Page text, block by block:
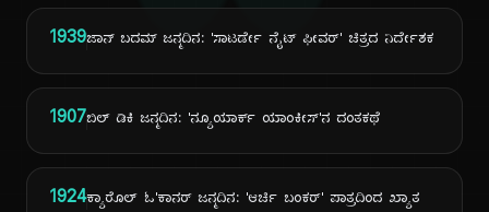
1939ಜಾನ್ ಬದಮ್ ಜನ್ಮದಿನ: 'ಸಾಟರ್ಡೇ ನೈಟ್ ಫೀವರ್' ಚಿತ್ರದ ನಿರ್ದೇಶಕ
1907ಬಿಲ್ ಡಿಕಿ ಜನ್ಮದಿನ: 'ನ್ಯೂಯಾರ್ಕ್ ಯಾಂಕೀಸ್'ನ ದಂತಕಥೆ
1924ಕ್ಯಾರೊಲ್ ಓ'ಕಾನರ್ ಜನ್ಮದಿನ: 'ಆರ್ಚಿ ಬಂಕರ್' ಪಾತ್ರದಿಂದ ಖ್ಯಾತ